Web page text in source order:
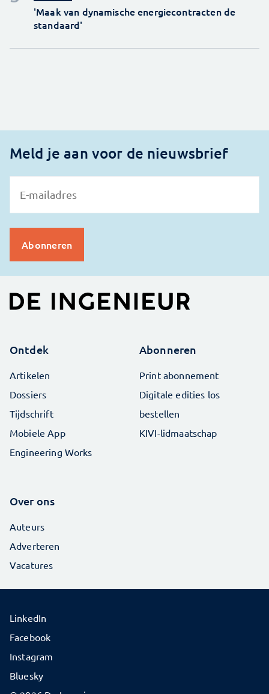
'Maak van dynamische energiecontracten de
standaard'
Meld je aan voor de nieuwsbrief
Ontdek
Artikelen
Dossiers
Tijdschrift
Mobiele App
Engineering Works
Abonneren
Print abonnement
Digitale edities los
bestellen
KIVI-lidmaatschap
Over ons
Auteurs
Adverteren
Vacatures
LinkedIn
Facebook
Instagram
Bluesky